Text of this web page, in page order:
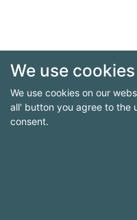
We use cookies
We use cookies on our
all' button you agree to the
consent.